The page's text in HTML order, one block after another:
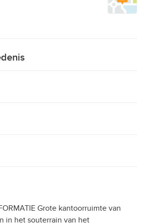
Grote kantoorruimte van
in het souterrain van het